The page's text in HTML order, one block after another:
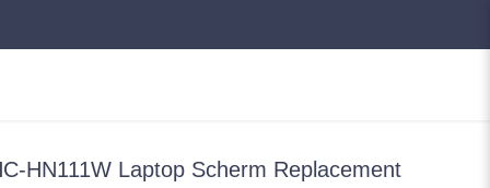
HN111W Laptop Scherm Replacement